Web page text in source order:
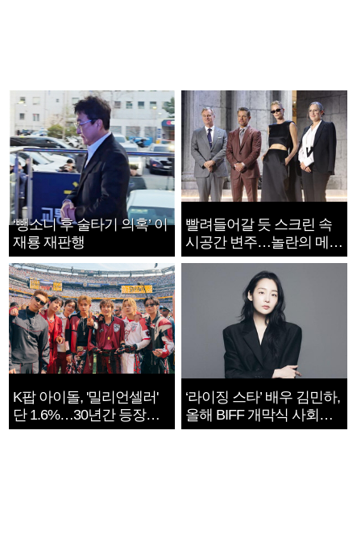
‘뺑소니 후 술타기 의혹’ 이
재룡 재판행
빨려들어갈 듯 스크린 속
시공간 변주…놀란의 메시
지는 ‘전쟁 속죄’
K팝 아이돌, '밀리언셀러'
단 1.6%…30년간 등장
1182개팀 전수조사
‘라이징 스타’ 배우 김민하,
올해 BIFF 개막식 사회자
확정